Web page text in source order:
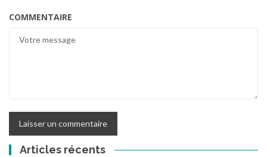
COMMENTAIRE
Articles récents